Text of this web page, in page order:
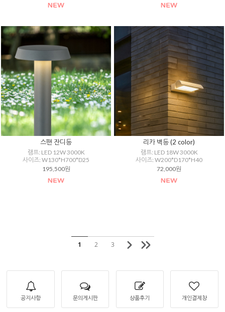
스팬 잔디등
램프: LED 12W 3000K
사이즈: W130*H700*D25
195,500원
리카 벽등 (2 color)
램프: LED 18W 3000K
사이즈: W200*D170*H40
72,000원
1 2 3
공지사항 문의게시판 상품후기 개인결제창